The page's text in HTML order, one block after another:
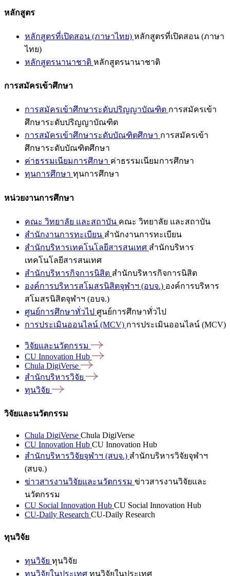
หลักสูตร
หลักสูตรที่เปิดสอน (ภาษาไทย) หลักสูตรที่เปิดสอน (ภาษา
ไทย)
หลักสูตรนานาชาติ หลักสูตรนานาชาติ
การสมัครเข้าศึกษา
การสมัครเข้าศึกษาระดับปริญญาบัณฑิต การสมัครเข้า
ศึกษาระดับปริญญาบัณฑิต
การสมัครเข้าศึกษาระดับบัณฑิตศึกษา การสมัครเข้า
ศึกษาระดับบัณฑิตศึกษา
ค่าธรรมเนียมการศึกษา ค่าธรรมเนียมการศึกษา
ทุนการศึกษา ทุนการศึกษา
หน่วยงานการศึกษา
คณะ วิทยาลัย และสถาบัน คณะ วิทยาลัย และสถาบัน
สำนักงานการทะเบียน สำนักงานการทะเบียน
สำนักบริหารเทคโนโลยีสารสนเทศ สำนักบริหาร
เทคโนโลยีสารสนเทศ
สำนักบริหารกิจการนิสิต สำนักบริหารกิจการนิสิต
องค์การบริหารสโมสรนิสิตจุฬาฯ (อบจ.) องค์การบริหาร
สโมสรนิสิตจุฬาฯ (อบจ.)
ศูนย์การศึกษาทั่วไป ศูนย์การศึกษาทั่วไป
การประเมินออนไลน์ (MCV) การประเมินออนไลน์ (MCV)
วิจัยและนวัตกรรม
CU Innovation Hub
Chula DigiVerse
สำนักบริหารวิจัย
ทุนวิจัย
วิจัยและนวัตกรรม
Chula DigiVerse Chula DigiVerse
CU Innovation Hub CU Innovation Hub
สำนักบริหารวิจัยจุฬาฯ (สบจ.) สำนักบริหารวิจัยจุฬาฯ
(สบจ.)
ข่าวสารงานวิจัยและนวัตกรรม ข่าวสารงานวิจัยและ
นวัตกรรม
CU Social Innovation Hub CU Social Innovation Hub
CU-Daily Research CU-Daily Research
ทุนวิจัย
ทุนวิจัย ทุนวิจัย
ทุนวิจัยในประเทศ ทุนวิจัยในประเทศ